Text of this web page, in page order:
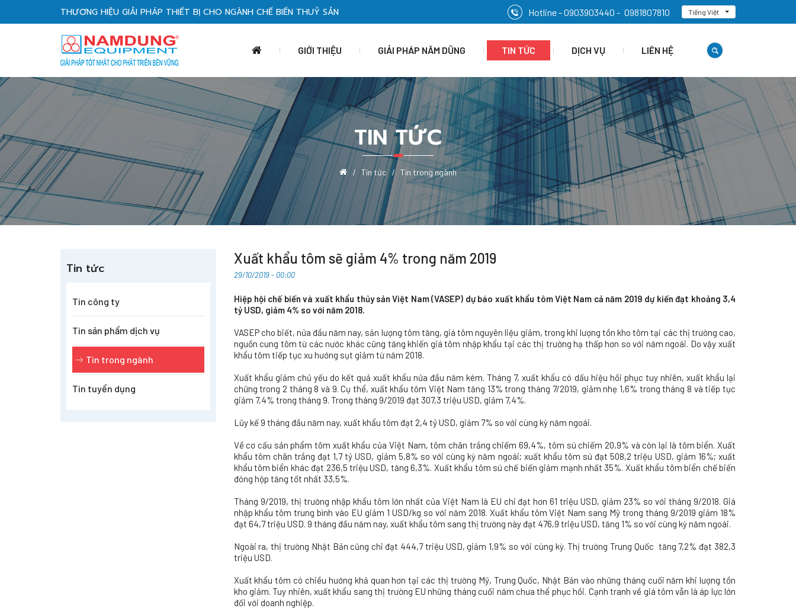
THƯƠNG HIỆU GIẢI PHÁP THIẾT BỊ CHO NGÀNH CHẾ BIẾN THUỶ SẢN Hotline - 0903903440 - 0981807810 Tiếng Việt
GIỚI THIỆU GIẢI PHÁP NĂM DŨNG TIN TỨC DỊCH VỤ LIÊN HỆ
TIN TỨC
Tin tức Tin trong ngành
Tin tức
Tin công ty
Tin sản phẩm dịch vụ
Tin trong ngành
Tin tuyển dụng
Xuất khẩu tôm sẽ giảm 4% trong năm 2019
29/10/2019 - 00:00
Hiệp hội chế biến và xuất khẩu thủy sản Việt Nam (VASEP) dự báo xuất khẩu tôm Việt Nam cả năm 2019 dự kiến đạt khoảng 3,4
tỷ USD, giảm 4% so với năm 2018.
VASEP cho biết, nửa đầu năm nay, sản lượng tôm tăng, giá tôm nguyên liệu giảm, trong khi lượng tồn kho tôm tại các thị trường cao,
nguồn cung tôm từ các nước khác cũng tăng khiến giá tôm nhập khẩu tại các thị trường hạ thấp hơn so với năm ngoái. Do vậy xuất
khẩu tôm tiếp tục xu hướng sụt giảm từ năm 2018.
Xuất khẩu giảm chủ yếu do kết quả xuất khẩu nửa đầu năm kém. Tháng 7, xuất khẩu có dấu hiệu hồi phục tuy nhiên, xuất khẩu lại
chững trong 2 tháng 8 và 9. Cụ thể, xuất khẩu tôm Việt Nam tăng 13% trong tháng 7/2019, giảm nhẹ 1,6% trong tháng 8 và tiếp tục
giảm 7,4% trong tháng 9. Trong tháng 9/2019 đạt 307,3 triệu USD, giảm 7,4%.
Lũy kế 9 tháng đầu năm nay, xuất khẩu tôm đạt 2,4 tỷ USD, giảm 7% so với cùng kỳ năm ngoái.
Về cơ cấu sản phẩm tôm xuất khẩu của Việt Nam, tôm chân trắng chiếm 69,4%, tôm sú chiếm 20,9% và còn lại là tôm biển. Xuất
khẩu tôm chân trắng đạt 1,7 tỷ USD, giảm 5,8% so với cùng kỳ năm ngoái; xuất khẩu tôm sú đạt 508,2 triệu USD, giảm 16%; xuất
khẩu tôm biển khác đạt 236,5 triệu USD, tăng 6,3%. Xuất khẩu tôm sú chế biến giảm mạnh nhất 35%. Xuất khẩu tôm biển chế biến
đóng hộp tăng tốt nhất 33,5%.
Tháng 9/2019, thị trường nhập khẩu tôm lớn nhất của Việt Nam là EU chỉ đạt hơn 61 triệu USD, giảm 23% so với tháng 9/2018. Giá
nhập khẩu tôm trung bình vào EU giảm 1 USD/kg so với năm 2018. Xuất khẩu tôm Việt Nam sang Mỹ trong tháng 9/2019 giảm 18%
đạt 64,7 triệu USD. 9 tháng đầu năm nay, xuất khẩu tôm sang thị trường này đạt 476,9 triệu USD, tăng 1% so với cùng kỳ năm ngoái.
Ngoài ra, thị trường Nhật Bản cũng chỉ đạt 444,7 triệu USD, giảm 1,9% so với cùng kỳ. Thị trường Trung Quốc tăng 7,2% đạt 382,3
triệu USD.
Xuất khẩu tôm có chiều hướng khả quan hơn tại các thị trường Mỹ, Trung Quốc, Nhật Bản vào những tháng cuối năm khi lượng tồn
kho giảm. Tuy nhiên, xuất khẩu sang thị trường EU những tháng cuối năm chưa thể phục hồi. Cạnh tranh về giá tôm vẫn là áp lực lớn
đối với doanh nghiệp.